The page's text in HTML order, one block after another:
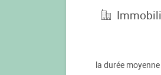
la durée